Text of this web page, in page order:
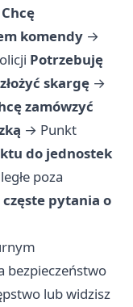
Chcę
komendy →
Potrzebuję
skargę →
zamówzyć
→ Punkt
do jednostek
poza
pytania o
bezpieczeństwo
lub widzisz